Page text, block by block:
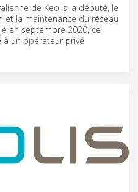
de Keolis, a débuté, le
et la maintenance du réseau
en septembre 2020, ce
un opérateur privé